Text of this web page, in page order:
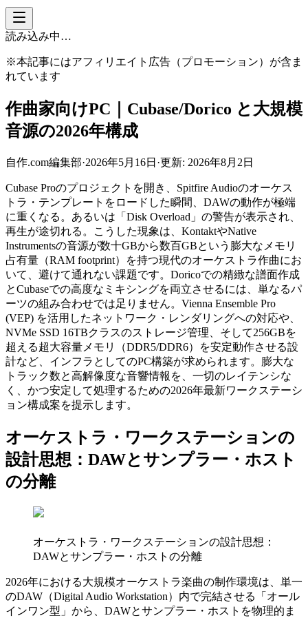
読み込み中…
※本記事にはアフィリエイト広告（プロモーション）が含ま
れています
作曲家向けPC｜Cubase/Dorico と大規模
音源の2026年構成
自作.com編集部·2026年5月16日 ·更新: 2026年8月2日
Cubase Proのプロジェクトを開き、Spitfire Audioのオーケス
トラ・テンプレートをロードした瞬間、DAWの動作が極端
に重くなる。あるいは「Disk Overload」の警告が表示され、
再生が途切れる。こうした現象は、KontaktやNative
Instrumentsの音源が数十GBから数百GBという膨大なメモリ
占有量（RAM footprint）を持つ現代のオーケストラ作曲にお
いて、避けて通れない課題です。Doricoでの精緻な譜面作成
とCubaseでの高度なミキシングを両立させるには、単なるパ
ーツの組み合わせでは足りません。Vienna Ensemble Pro
(VEP) を活用したネットワーク・レンダリングへの対応や、
NVMe SSD 16TBクラスのストレージ管理、そして256GBを
超える超大容量メモリ（DDR5/DDR6）を安定動作させる設
計など、インフラとしてのPC構築が求められます。膨大な
トラック数と高解像度な音響情報を、一切のレイテンシな
く、かつ安定して処理するための2026年最新ワークステーシ
ョン構成案を提示します。
オーケストラ・ワークステーションの
設計思想：DAWとサンプラー・ホスト
の分離
オーケストラ・ワークステーションの設計思想：
DAWとサンプラー・ホストの分離
2026年における大規模オーケストラ楽曲の制作環境は、単一
のDAW（Digital Audio Workstation）内で完結させる「オール
インワン型」から、DAWとサンプラー・ホストを物理的ま